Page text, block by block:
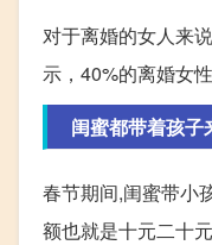
对于离婚的女人来
示，40%的离婚女
闺蜜都带着孩
春节期间,闺蜜带小
额也就是十元二十元